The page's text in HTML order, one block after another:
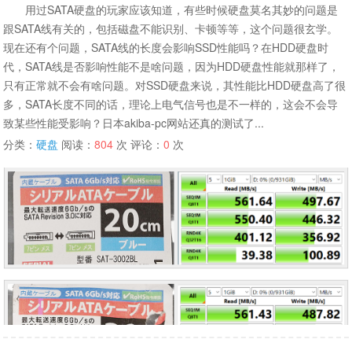
用过SATA硬盘的玩家应该知道，有些时候硬盘莫名其妙的问题是
跟SATA线有关的，包括磁盘不能识别、卡顿等等，这个问题很玄学。
现在还有个问题，SATA线的长度会影响SSD性能吗？在HDD硬盘时
代，SATA线是否影响性能不是啥问题，因为HDD硬盘性能就那样了，
只有正常就不会有啥问题。对SSD硬盘来说，其性能比HDD硬盘高了很
多，SATA长度不同的话，理论上电气信号也是不一样的，这会不会导
致某些性能受影响？日本akiba-pc网站还真的测试了...
分类：硬盘 阅读：804 次 评论：0 次